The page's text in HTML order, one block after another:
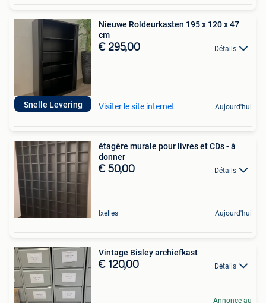
Snelle Levering
Nieuwe Roldeurkasten 195 x 120 x 47
cm
€ 295,00 Détails
Visiter le site internet Aujourd'hui
étagère murale pour livres et CDs - à
donner
€ 50,00 Détails
Ixelles Aujourd'hui
Vintage Bisley archiefkast
€ 120,00 Détails
Annonce au